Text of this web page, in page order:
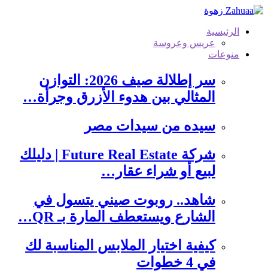
التجاوز
المحتوىالرئيسية
عريس وعروسة
منوعات
سر إطلالة صيف 2026: التوازن
المثالي بين هدوء الأزرق وجرأة…
سيده من سيدات مصر
شركة Future Real Estate | دليلك
لبيع أو شراء عقار…
شاهد.. روبوت صيني يتسول في
الشارع ويستعطف المارة بـ QR…
كيفية اختيار الملابس المناسبة لك
في 4 خطوات